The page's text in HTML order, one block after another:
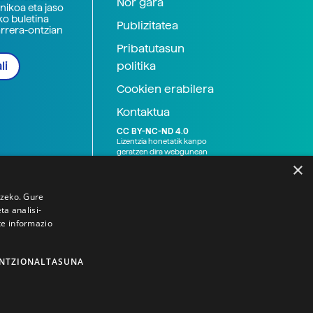
eta jaso
buletina
ontzian
Publizitatea
Pribatutasun
politika
Cookien erabilera
Kontaktua
CC BY-NC-ND 4.0
Lizentzia honetatik kanpo
geratzen dira webgunean
×
Gure
analisi-
informazio